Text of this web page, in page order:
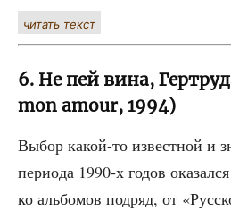
читать текст
6. Не пей вина,
mon amour, 1994)
Выбор какой-то извест­ной и
пери­о­да 1990‑х годов
ко аль­бо­мов под­ряд, от